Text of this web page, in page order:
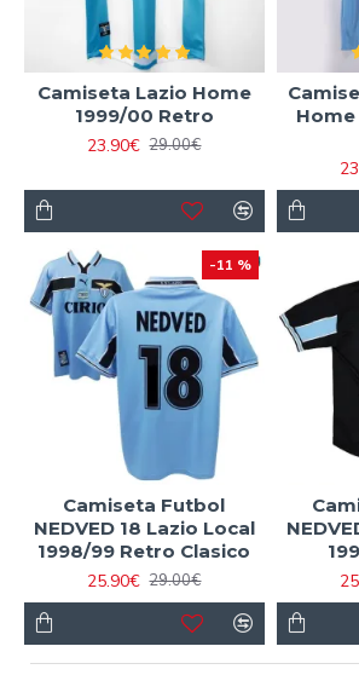
Camiseta Lazio Home
1999/00 Retro
23.90€ 29.00€
-11 %
Camiseta Futbol
NEDVED 18 Lazio Local
1998/99 Retro Clasico
25.90€ 29.00€